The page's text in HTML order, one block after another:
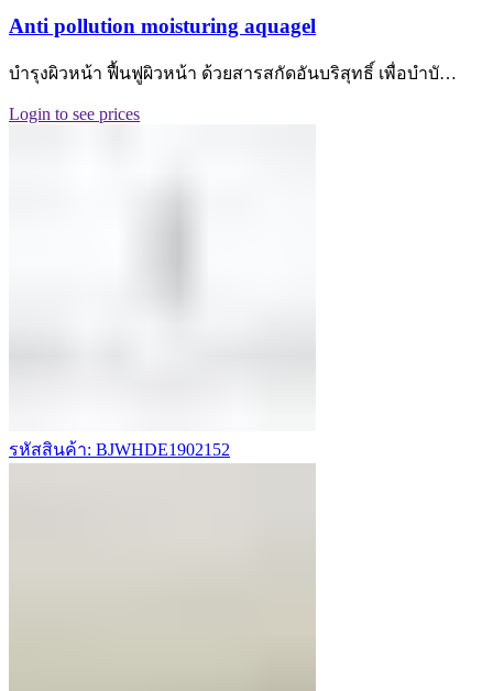
Anti pollution moisturing aquagel
บำรุงผิวหน้า ฟื้นฟูผิวหน้า ด้วยสารสกัดอันบริสุทธิ์ เพื่อบำบั…
Login to see prices
รหัสสินค้า: BJWHDE1902152